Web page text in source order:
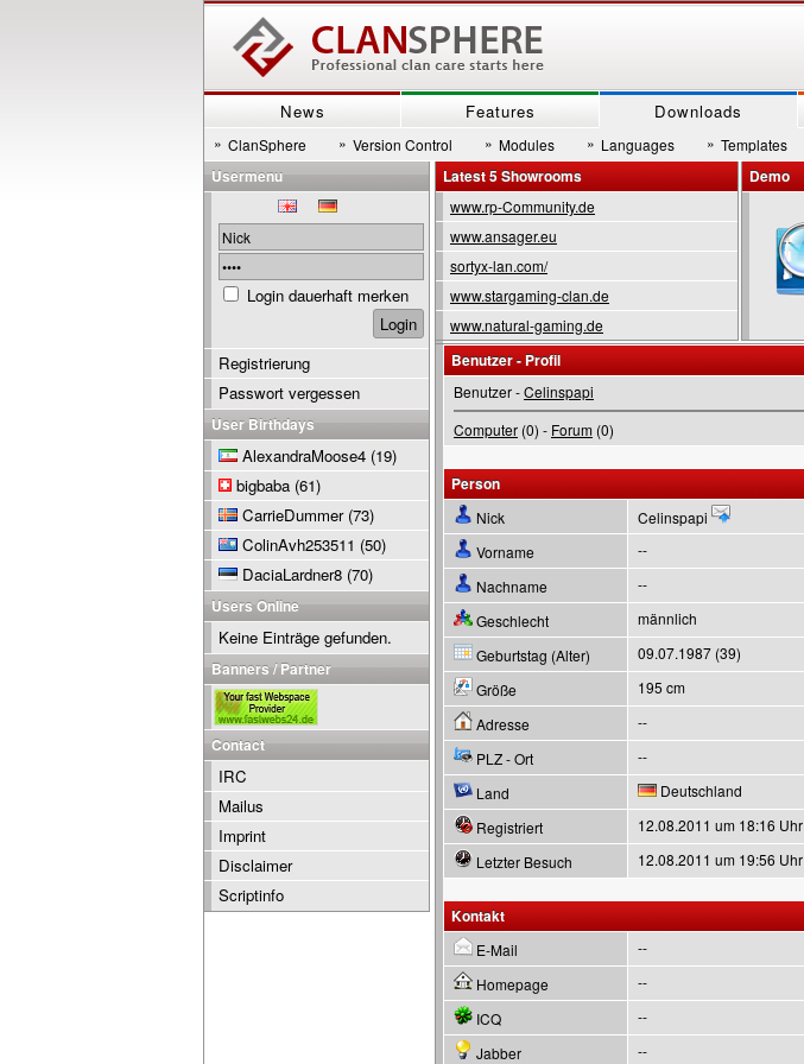
News Features Downloads
» ClanSphere » Version Control » Modules » Languages » Templates
Latest 5 Showrooms
www.rp-Community.de
www.ansager.eu
sortyx-lan.com/
www.stargaming-clan.de
www.natural-gaming.de
Demo
Benutzer - Profil
Benutzer -Celinspapi
Computer (0) - Forum (0)
Person
Nick
Celinspapi
Vorname
--
Nachname
--
Geschlecht
männlich
Geburtstag (Alter)
09.07.1987 (39)
Größe
195 cm
Adresse
--
PLZ - Ort
--
Land
Deutschland
Registriert
12.08.2011 um 18:16 Uhr
Letzter Besuch
12.08.2011 um 19:56 Uhr
Kontakt
E-Mail
--
Homepage
--
ICQ
--
Jabber
--
Usermenu
Login dauerhaft merken
Registrierung
Passwort vergessen
User Birthdays
AlexandraMoose4 (19)
bigbaba (61)
CarrieDummer(73)
ColinAvh253511 (50)
DaciaLardner8 (70)
Users Online
Keine Einträge gefunden.
Banners / Partner
Contact
IRC
Mailus
Imprint
Disclaimer
Scriptinfo